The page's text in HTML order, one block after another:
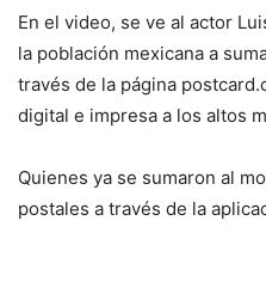
En el video, se ve al actor
la población mexicana a
través de la página
digital e impresa a los altos
Quienes ya se sumaron al
postales a través de la